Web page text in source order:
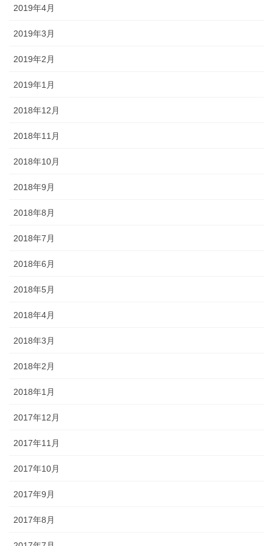
2019年4月
2019年3月
2019年2月
2019年1月
2018年12月
2018年11月
2018年10月
2018年9月
2018年8月
2018年7月
2018年6月
2018年5月
2018年4月
2018年3月
2018年2月
2018年1月
2017年12月
2017年11月
2017年10月
2017年9月
2017年8月